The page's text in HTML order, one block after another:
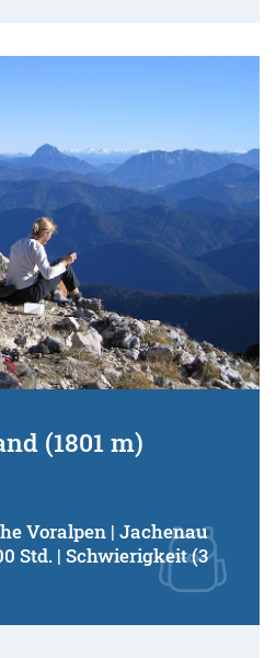
(1801 m)
Voralpen | Jachenau
Std. | Schwierigkeit (3